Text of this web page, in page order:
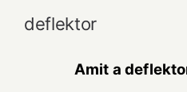
deflektor
Amit a